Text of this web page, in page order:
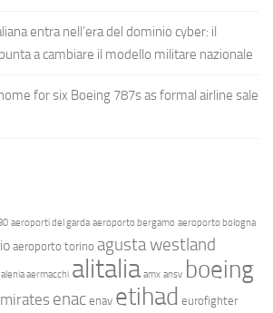
entra nell’era del dominio cyber: il
a cambiare il modello militare nazionale
for six Boeing 787s as formal airline sale
aeroporti del garda aeroporto bergamo aeroporto bologna
aeroporto torino agusta westland
alenia aermacchi alitalia amx ansv boeing
enac enav etihad eurofighter